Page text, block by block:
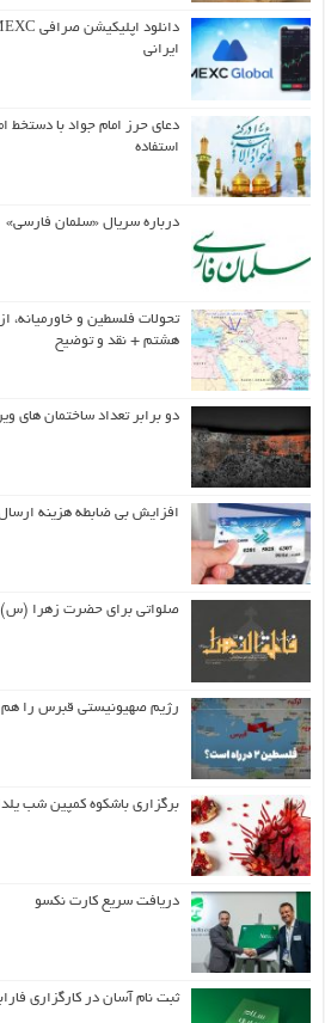
ایرانی
دعای حرز امام جواد با دستخط
استفاده
درباره سریال «سلمان فارسی»
تحولات فلسطین و
هشتم + نقد و توضیح
دو برابر تعداد ساختمان های
افزایش بی ضابطه هزینه
صلواتی برای حضرت زهرا (س)
رژیم صهیونیستی قبرس را هم
برگزاری باشکوه کمپین شب
دریافت سریع کارت نکسو
ثبت نام آسان در کارگزاری